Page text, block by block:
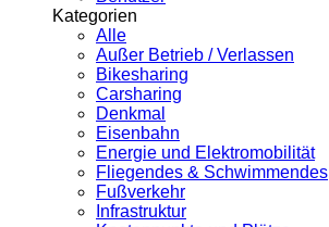
Kategorien
Alle
Außer Betrieb / Verlassen
Bikesharing
Carsharing
Denkmal
Eisenbahn
Energie und Elektromobilität
Fliegendes & Schwimmendes
Fußverkehr
Infrastruktur